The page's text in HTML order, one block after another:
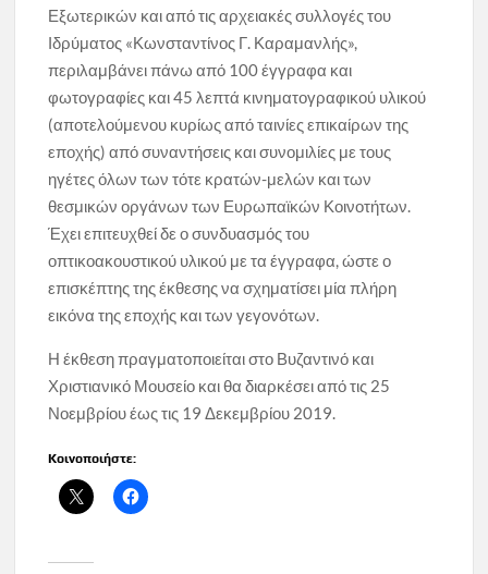
Εξωτερικών και από τις αρχειακές συλλογές του
Ιδρύματος «Κωνσταντίνος Γ. Καραμανλής»,
περιλαμβάνει πάνω από 100 έγγραφα και
φωτογραφίες και 45 λεπτά κινηματογραφικού υλικού
(αποτελούμενου κυρίως από ταινίες επικαίρων της
εποχής) από συναντήσεις και συνομιλίες με τους
ηγέτες όλων των τότε κρατών-μελών και των
θεσμικών οργάνων των Ευρωπαϊκών Κοινοτήτων.
Έχει επιτευχθεί δε ο συνδυασμός του
οπτικοακουστικού υλικού με τα έγγραφα, ώστε ο
επισκέπτης της έκθεσης να σχηματίσει μία πλήρη
εικόνα της εποχής και των γεγονότων.
Η έκθεση πραγματοποιείται στο Βυζαντινό και
Χριστιανικό Μουσείο και θα διαρκέσει από τις 25
Νοεμβρίου έως τις 19 Δεκεμβρίου 2019.
Κοινοποιήστε: